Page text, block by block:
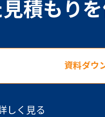
積もりを
資料ダウ
しく見る